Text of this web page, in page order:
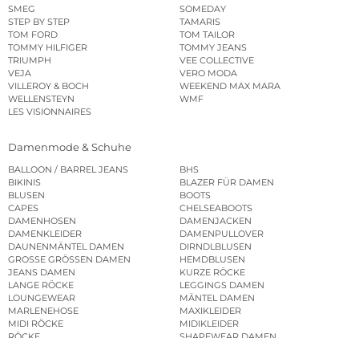
SMEG
SOMEDAY
STEP BY STEP
TAMARIS
TOM FORD
TOM TAILOR
TOMMY HILFIGER
TOMMY JEANS
TRIUMPH
VEE COLLECTIVE
VEJA
VERO MODA
VILLEROY & BOCH
WEEKEND MAX MARA
WELLENSTEYN
WMF
LES VISIONNAIRES
Damenmode & Schuhe
BALLOON / BARREL JEANS
BHS
BIKINIS
BLAZER FÜR DAMEN
BLUSEN
BOOTS
CAPES
CHELSEABOOTS
DAMENHOSEN
DAMENJACKEN
DAMENKLEIDER
DAMENPULLOVER
DAUNENMÄNTEL DAMEN
DIRNDLBLUSEN
GROSSE GRÖSSEN DAMEN
HEMDBLUSEN
JEANS DAMEN
KURZE RÖCKE
LANGE RÖCKE
LEGGINGS DAMEN
LOUNGEWEAR
MÄNTEL DAMEN
MARLENEHOSE
MAXIKLEIDER
MIDI RÖCKE
MIDIKLEIDER